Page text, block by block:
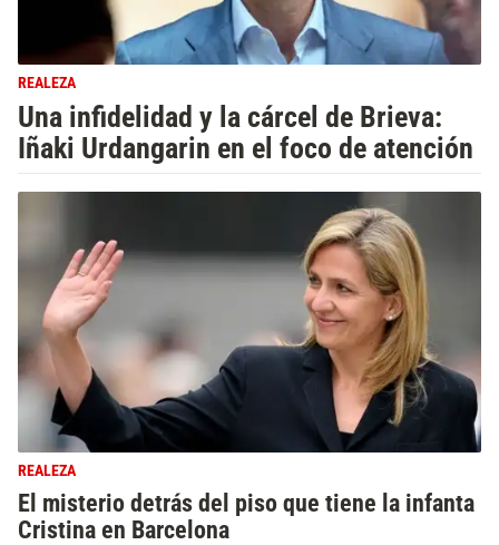
REALEZA
Una infidelidad y la cárcel de Brieva:
Iñaki Urdangarin en el foco de atención
REALEZA
El misterio detrás del piso que tiene la infanta
Cristina en Barcelona